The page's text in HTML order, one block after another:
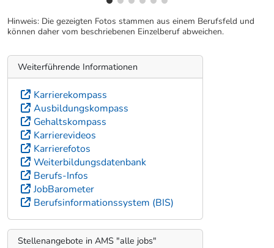
Hinweis: Die gezeigten Fotos stammen aus einem Berufsfeld und
können daher vom beschriebenen Einzelberuf abweichen.
Weiterführende Informationen
Karrierekompass
Ausbildungskompass
Gehaltskompass
Karrierevideos
Karrierefotos
Weiterbildungsdatenbank
Berufs-Infos
JobBarometer
Berufsinformationssystem (BIS)
Stellenangebote in AMS "alle jobs"